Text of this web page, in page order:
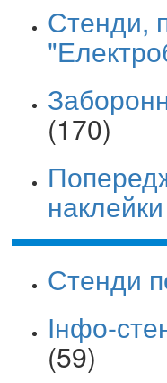
Стенди,
(170)
наклейки
Стенди
Інфо-
(59)